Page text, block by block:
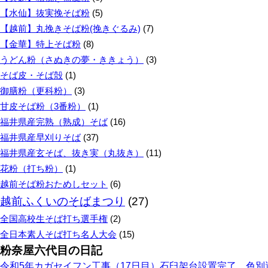
【水仙】抜実挽そば粉 (5)
【越前】丸挽きそば粉(挽きぐるみ) (7)
【金華】特上そば粉 (8)
うどん粉（さぬきの夢・ききょう）
(3)
そば皮・そば殻 (1)
御膳粉（更科粉）
(3)
甘皮そば粉（3番粉）
(1)
福井県産完熟（熟成）そば(16)
福井県産早刈りそば(37)
福井県産玄そば、抜き実（丸抜き）
(11)
花粉（打ち粉）
(1)
越前そば粉おためしセット (6)
越前ふくいのそばまつり (27)
全国高校生そば打ち選手権 (2)
全日本素人そば打ち名人大会 (15)
粉奈屋六代目の日記
令和5年カガセイフン工事（17日目）石臼架台設置完了、色別